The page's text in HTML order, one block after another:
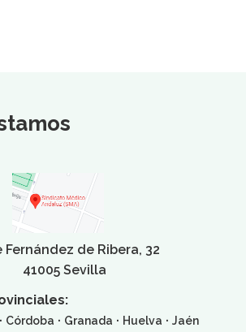
Fernández de Ribera, 32
41005 Sevilla
· Córdoba · Granada · Huelva · Jaén